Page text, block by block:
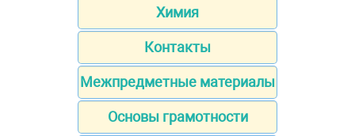
Химия
Контакты
Межпредметные материалы
Основы грамотности